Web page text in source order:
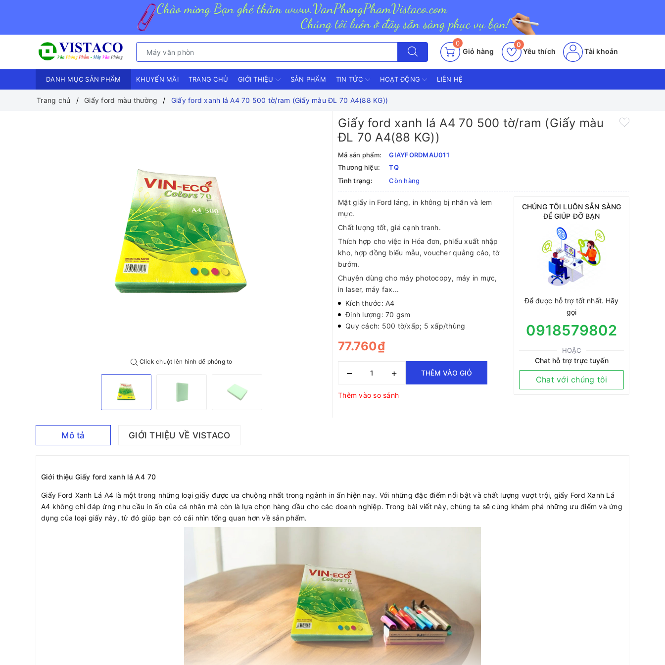
0
Giỏ hàng Yêu thích
0
Tài khoản
DANH MỤC SẢN PHẨM KHUYẾN MÃI TRANG CHỦ GIỚI THIỆU SẢN PHẨM TIN TỨC HOẠT ĐỘNG LIÊN HỆ
Trang chủ Giấy ford màu thường Giấy ford xanh lá A4 70 500 tờ/ram (Giấy màu ĐL 70 A4(88 KG))
Click chuột lên hình để phóng to
Giấy ford xanh lá A4 70 500 tờ/ram (Giấy màu
ĐL 70 A4(88 KG))
Mã sản phẩm:
GIAYFORDMAU011
Thương hiệu:
TQ
Tình trạng:
Còn hàng
Mặt giấy in Ford láng, in không bị nhăn và lem
mực.
Chất lượng tốt, giá cạnh tranh.
Thích hợp cho việc in Hóa đơn, phiếu xuất nhập
kho, hợp đồng biểu mẫu, voucher quảng cáo, tờ
bướm.
Chuyên dùng cho máy photocopy, máy in mực,
in laser, máy fax...
Kích thước: A4
Định lượng: 70 gsm
Quy cách: 500 tờ/xấp; 5 xấp/thùng
77.760₫
– + THÊM VÀO GIỎ
Thêm vào so sánh
CHÚNG TÔI LUÔN SẴN SÀNG
ĐỂ GIÚP ĐỠ BẠN
Để được hỗ trợ tốt nhất. Hãy
gọi
0918579802
HOẶC
Chat hỗ trợ trực tuyến
Chat với chúng tôi
Mô tả GIỚI THIỆU VỀ VISTACO
Giới thiệu Giấy ford xanh lá A4 70
Giấy Ford Xanh Lá A4 là một trong những loại giấy được ưa chuộng nhất trong ngành in ấn hiện nay. Với những đặc điểm nổi bật và chất lượng vượt trội, giấy Ford Xanh Lá
A4 không chỉ đáp ứng nhu cầu in ấn của cá nhân mà còn là lựa chọn hàng đầu cho các doanh nghiệp. Trong bài viết này, chúng ta sẽ cùng khám phá những ưu điểm và ứng
dụng của loại giấy này, từ đó giúp bạn có cái nhìn tổng quan hơn về sản phẩm.